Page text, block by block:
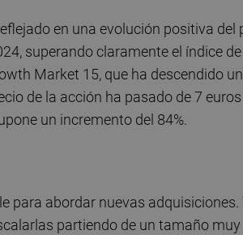
en una evolución positiva del
superando claramente el índice
Market 15, que ha descendido
de la acción ha pasado de 7
un incremento del 84%.
para abordar nuevas
partiendo de un tamaño